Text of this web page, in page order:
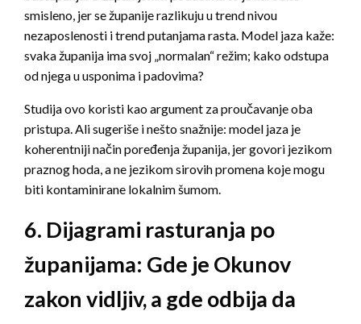
smisleno, jer se županije razlikuju u trend nivou
nezaposlenosti i trend putanjama rasta. Model jaza kaže:
svaka županija ima svoj „normalan“ režim; kako odstupa
od njega u usponima i padovima?
Studija ovo koristi kao argument za proučavanje oba
pristupa. Ali sugeriše i nešto snažnije: model jaza je
koherentniji način poređenja županija, jer govori jezikom
praznog hoda, a ne jezikom sirovih promena koje mogu
biti kontaminirane lokalnim šumom.
6. Dijagrami rasturanja po
županijama: Gde je Okunov
zakon vidljiv, a gde odbija da